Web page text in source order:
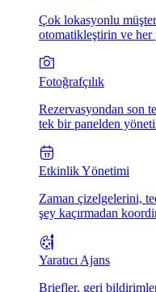
Çok lokasyonlu
otomatikleştirin ve
Fotoğrafçılık
Rezervasyondan son
tek bir panelden
Etkinlik Yönetimi
Zaman çizelgelerini,
şey kaçırmadan
Yaratıcı Ajans
Briefler, geri